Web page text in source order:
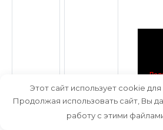
©
Этот сайт использует cookie
Продолжая использовать сайт, Вы
работу с этими